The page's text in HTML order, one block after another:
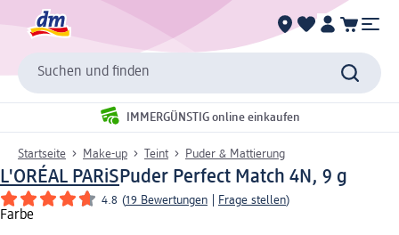
Suchen und finden
IMMERGÜNSTIG online einkaufen
Startseite Make-up Teint Puder & Mattierung
L'ORÉAL PARiSPuder Perfect Match 4N, 9 g
4.8 (19 Bewertungen Frage stellen)
Farbe